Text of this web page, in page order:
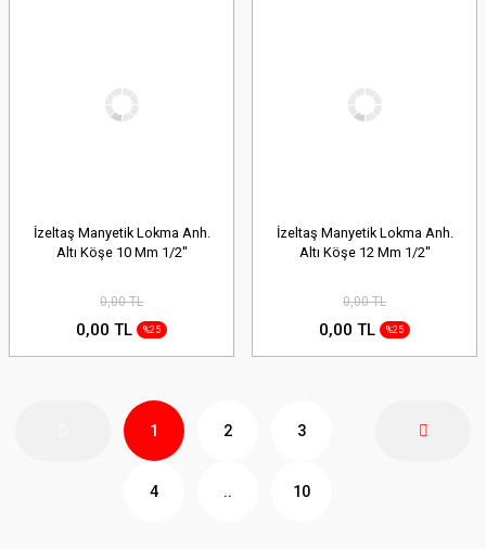
İzeltaş Manyetik Lokma Anh.
Altı Köşe 10 Mm 1/2''
0,00 TL
0,00 TL %25
İzeltaş Manyetik Lokma Anh.
Altı Köşe 12 Mm 1/2''
0,00 TL
0,00 TL %25
1 2 3
4 .. 10